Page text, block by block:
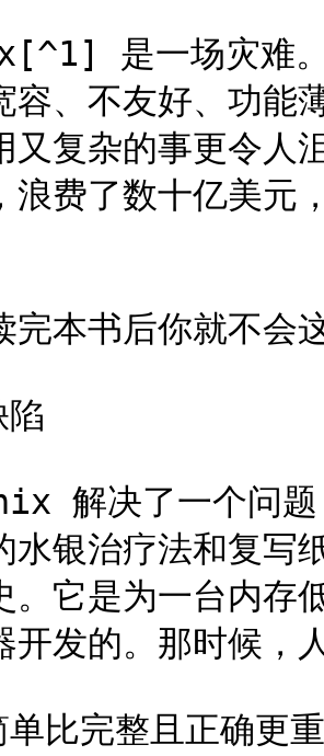
是一场灾难。
容、不友好、功
又复杂的事更令
浪费了数十亿美元
完本书后你就不会
解决了一个问题
水银治疗法和复
。它是为一台内存
开发的。那时候，
比完整且正确更